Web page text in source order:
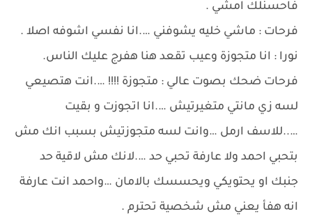
فاحسنلك امشي .
فرحات : ماشي خليه يشوفني ….انا نفسي اشوفه اصلا .
نورا : انا متجوزة وعيب تقعد هنا هفرج عليك الناس.
فرحات ضحك بصوت عالي : متجوزة !!!! ….انت هتصيعي
لسه زي مانتي متغيرتيش ….انا اتجوزت و بقيت
…..للاسف ارمل …وانت لسه متجوزتيش بسبب انك مش
بتحبي احمد ولا عارفة تحبي حد ….لانك مش لاقية حد
جنبك او يحتويكي ويحسسك بالامان …واحمد انت عارفة
انه هفأ يعني مش شخصية تحترم .